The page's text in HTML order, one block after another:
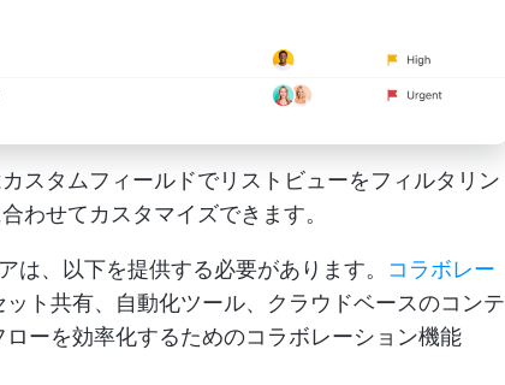
スタムフィールドでリストビューをフィルタリン
わせてカスタマイズできます。
は、以下を提供する必要があります。 コラボレー
ト共有、自動化ツール、クラウドベースのコンテ
ーを効率化するためのコラボレーション機能